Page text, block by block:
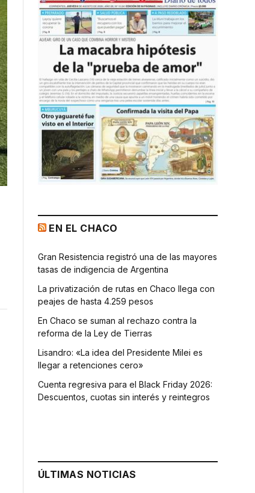
EN EL CHACO
Gran Resistencia registró una de las mayores
tasas de indigencia de Argentina
La privatización de rutas en Chaco llega con
peajes de hasta 4.259 pesos
En Chaco se suman al rechazo contra la
reforma de la Ley de Tierras
Lisandro: «La idea del Presidente Milei es
llegar a retenciones cero»
Cuenta regresiva para el Black Friday 2026:
Descuentos, cuotas sin interés y reintegros
ÚLTIMAS NOTICIAS